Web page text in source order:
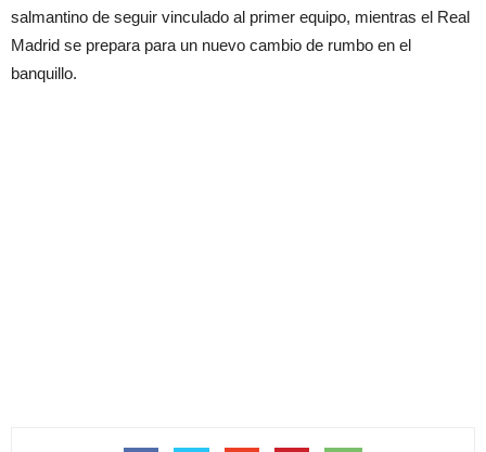
salmantino de seguir vinculado al primer equipo, mientras el Real
Madrid se prepara para un nuevo cambio de rumbo en el
banquillo.